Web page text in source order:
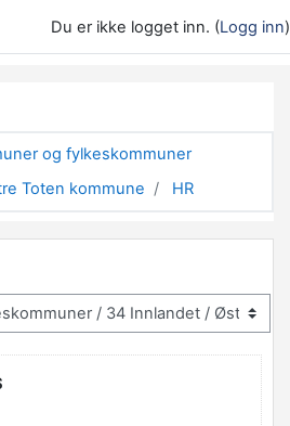
Du er ikke logget inn. (Logg inn)
og fylkeskommuner
Toten kommune HR